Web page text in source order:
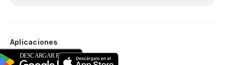
Aplicaciones